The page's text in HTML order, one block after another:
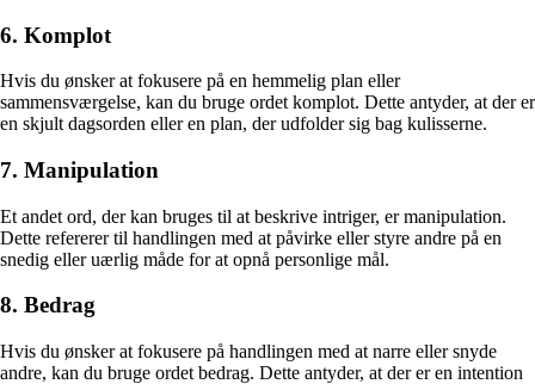
6. Komplot
Hvis du ønsker at fokusere på en hemmelig plan eller
sammensværgelse, kan du bruge ordet komplot. Dette antyder, at der er
en skjult dagsorden eller en plan, der udfolder sig bag kulisserne.
7. Manipulation
Et andet ord, der kan bruges til at beskrive intriger, er manipulation.
Dette refererer til handlingen med at påvirke eller styre andre på en
snedig eller uærlig måde for at opnå personlige mål.
8. Bedrag
Hvis du ønsker at fokusere på handlingen med at narre eller snyde
andre, kan du bruge ordet bedrag. Dette antyder, at der er en intention